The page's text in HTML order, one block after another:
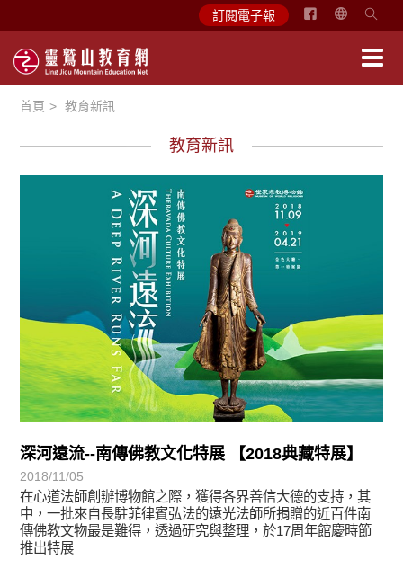
訂閱電子報
简
首頁 教育新訊
教育新訊
深河遠流--南傳佛教文化特展 【2018典藏特展】
2018/11/05
在心道法師創辦博物館之際，獲得各界善信大德的支持，其
中，一批來自長駐菲律賓弘法的遠光法師所捐贈的近百件南
傳佛教文物最是難得，透過研究與整理，於17周年館慶時節
推出特展